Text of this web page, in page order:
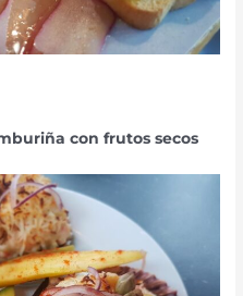
con frutos secos